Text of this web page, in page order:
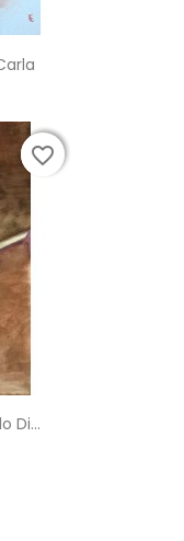
Di...
favorite_border
favorite_border